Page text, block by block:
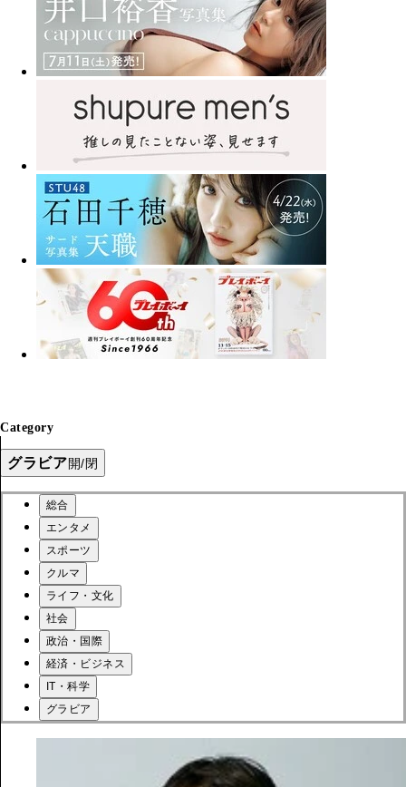
Category
グラビア開/閉
総合
エンタメ
スポーツ
クルマ
ライフ・文化
社会
政治・国際
経済・ビジネス
IT・科学
グラビア